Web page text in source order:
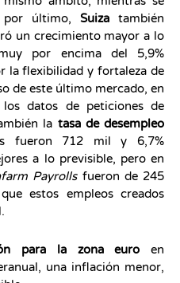
por último,Suiza también
un crecimiento mayor a lo
por encima del 5,9%
la flexibilidad y fortaleza de
de este último mercado, en
datos de peticiones de
la tasa de desempleo
fueron 712 mil y 6,7%
a lo previsible, pero en
Payrollsfueron de 245
estos empleos creados
para la zona euro en
una inflación menor,